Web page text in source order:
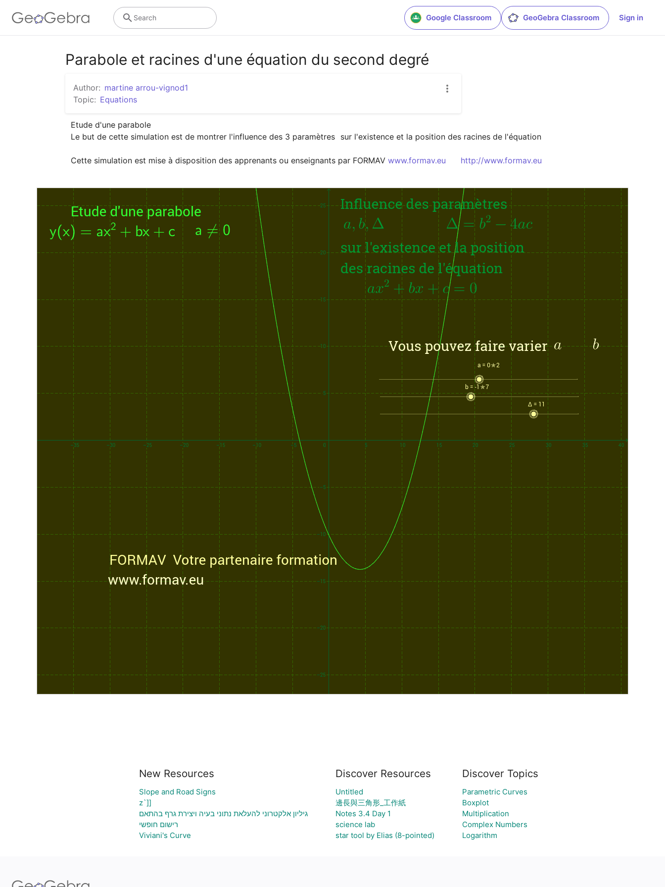
Google Classroom GeoGebra Classroom Sign in
Search
Parabole et racines d'une équation du second degré
Author: martine arrou-vignod1
Topic: Equations
Etude d'une parabole
Le but de cette simulation est de montrer l'influence des 3 paramètres sur l'existence et la position des racines de l'équation
Cette simulation est mise à disposition des apprenants ou enseignants par FORMAV www.formav.eu http://www.formav.eu
New Resources
Slope and Road Signs
z`]]
גיליון אלקטרוני להעלאת נתוני בעיה ויצירת גרף בהתאם
רישום חופשי
Viviani's Curve
Discover Resources
Untitled
邊長與三角形_工作紙
Notes 3.4 Day 1
science lab
star tool by Elias (8-pointed)
Discover Topics
Parametric Curves
Boxplot
Multiplication
Complex Numbers
Logarithm